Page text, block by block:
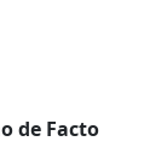
de Facto